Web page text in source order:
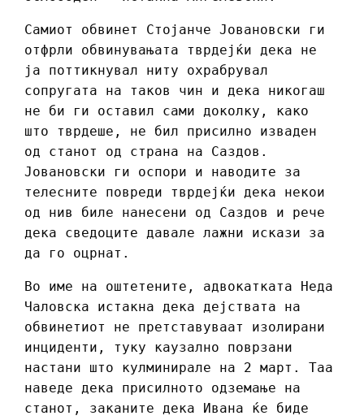
Самиот обвинет Стојанче Јовановски ги
отфрли обвинувањата тврдејќи дека не
ја поттикнувал ниту охрабрувал
сопругата на таков чин и дека никогаш
не би ги оставил сами доколку, како
што тврдеше, не бил присилно изваден
од станот од страна на Саздов.
Јовановски ги оспори и наводите за
телесните повреди тврдејќи дека некои
од нив биле нанесени од Саздов и рече
дека сведоците давале лажни искази за
да го оцрнат.
Во име на оштетените, адвокатката Неда
Чаловска истакна дека дејствата на
обвинетиот не претставуваат изолирани
инциденти, туку каузално поврзани
настани што кулминирале на 2 март. Таа
наведе дека присилното одземање на
станот, заканите дека Ивана ќе биде